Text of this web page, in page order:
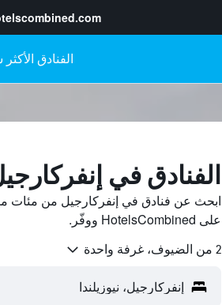
الفنادق في
ابحث عن فنادق في إنفركارجيل من مئات
على HotelsCombined ووفّر.
2 من الضيوف، غرفة واحدة